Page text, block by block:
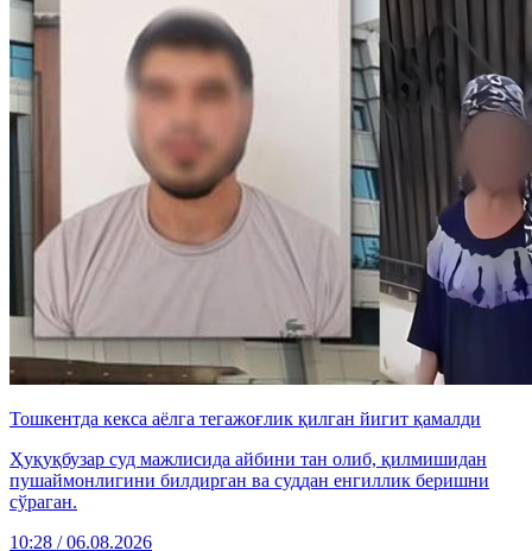
Тошкентда кекса аёлга тегажоғлик қилган йигит қамалди
Ҳуқуқбузар суд мажлисида айбини тан олиб, қилмишидан
пушаймонлигини билдирган ва суддан енгиллик беришни
сўраган.
10:28 / 06.08.2026